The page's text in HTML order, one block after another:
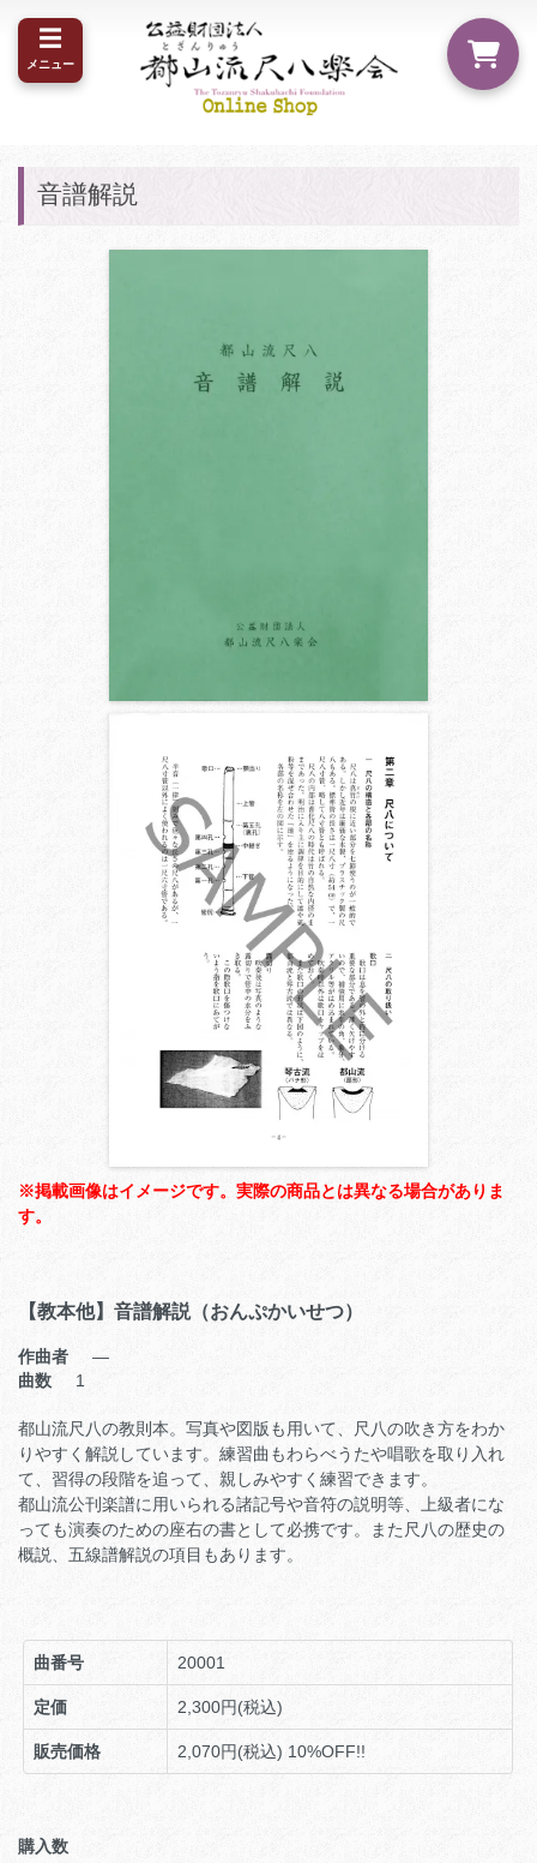
☰
メニュー
音譜解説
※掲載画像はイメージです。実際の商品とは異なる場合がありま
す。
【教本他】音譜解説（おんぷかいせつ）
作曲者
―
曲数
1
都山流尺八の教則本。写真や図版も用いて、尺八の吹き方をわか
りやすく解説しています。練習曲もわらべうたや唱歌を取り入れ
て、習得の段階を追って、親しみやすく練習できます。
都山流公刊楽譜に用いられる諸記号や音符の説明等、上級者にな
っても演奏のための座右の書として必携です。また尺八の歴史の
概説、五線譜解説の項目もあります。
曲番号 20001
定価 2,300円(税込)
販売価格 2,070円(税込) 10%OFF!!
購入数